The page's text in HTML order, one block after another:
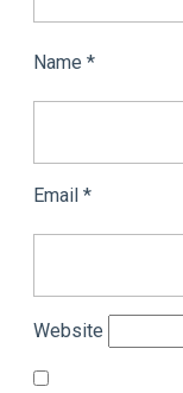
Name *
Email *
Website